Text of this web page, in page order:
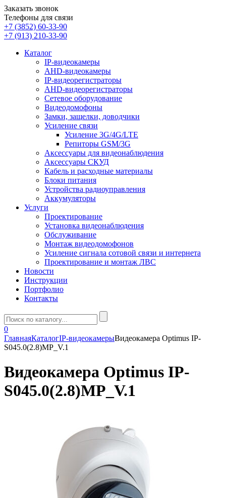
Заказать звонок
Телефоны для связи
+7 (3852) 60-33-90
+7 (913) 210-33-90
Каталог
IP-видеокамеры
AHD-видеокамеры
IP-видеорегистраторы
AHD-видеорегистраторы
Сетевое оборудование
Видеодомофоны
Замки, защелки, доводчики
Усиление связи
Усиление 3G/4G/LTE
Репиторы GSM/3G
Аксессуары для видеонаблюдения
Аксессуары СКУД
Кабель и расходные материалы
Блоки питания
Устройства радиоуправления
Аккумуляторы
Услуги
Проектирование
Установка видеонаблюдения
Обслуживание
Монтаж видеодомофонов
Усиление сигнала сотовой связи и интернета
Проектирование и монтаж ЛВС
Новости
Инструкции
Портфолио
Контакты
0
ГлавнаяКаталогIP-видеокамерыВидеокамера Optimus IP-
S045.0(2.8)MP_V.1
Видеокамера Optimus IP-
S045.0(2.8)MP_V.1